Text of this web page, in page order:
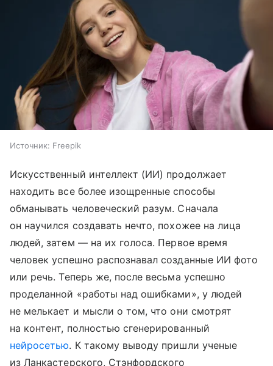
Источник: Freepik
Искусственный интеллект (ИИ) продолжает
находить все более изощренные способы
обманывать человеческий разум. Сначала
он научился создавать нечто, похожее на лица
людей, затем — на их голоса. Первое время
человек успешно распознавал созданные ИИ фото
или речь. Теперь же, после весьма успешно
проделанной «работы над ошибками», у людей
не мелькает и мысли о том, что они смотрят
на контент, полностью сгенерированный
нейросетью. К такому выводу пришли ученые
из Ланкастерского, Стэнфордского